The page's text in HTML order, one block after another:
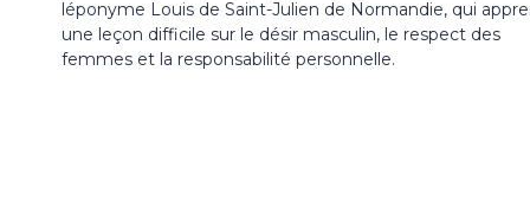
léponyme Louis de Saint-Julien de Normandie, qui
une leçon difficile sur le désir masculin, le respect des
femmes et la responsabilité personnelle.